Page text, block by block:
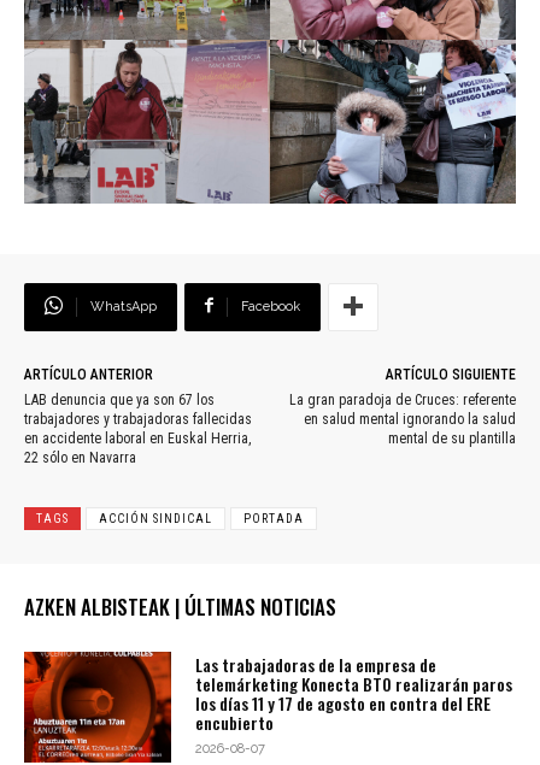
WhatsApp Facebook
ARTÍCULO ANTERIOR
LAB denuncia que ya son 67 los
trabajadores y trabajadoras fallecidas
en accidente laboral en Euskal Herria,
22 sólo en Navarra
ARTÍCULO SIGUIENTE
La gran paradoja de Cruces: referente
en salud mental ignorando la salud
mental de su plantilla
TAGS ACCIÓN SINDICAL PORTADA
AZKEN ALBISTEAK | ÚLTIMAS NOTICIAS
Las trabajadoras de la empresa de
telemárketing Konecta BTO realizarán paros
los días 11 y 17 de agosto en contra del ERE
encubierto
2026-08-07